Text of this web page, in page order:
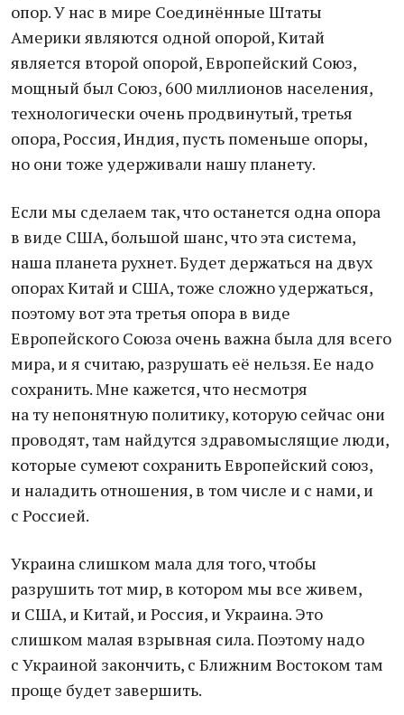
опор. У нас в мире Соединённые Штаты
Америки являются одной опорой, Китай
является второй опорой, Европейский Союз,
мощный был Союз, 600 миллионов населения,
технологически очень продвинутый, третья
опора, Россия, Индия, пусть поменьше опоры,
но они тоже удерживали нашу планету.
Если мы сделаем так, что останется одна опора
в виде США, большой шанс, что эта система,
наша планета рухнет. Будет держаться на двух
опорах Китай и США, тоже сложно удержаться,
поэтому вот эта третья опора в виде
Европейского Союза очень важна была для всего
мира, и я считаю, разрушать её нельзя. Ее надо
сохранить. Мне кажется, что несмотря
на ту непонятную политику, которую сейчас они
проводят, там найдутся здравомыслящие люди,
которые сумеют сохранить Европейский союз,
и наладить отношения, в том числе и с нами, и
с Россией.
Украина слишком мала для того, чтобы
разрушить тот мир, в котором мы все живем,
и США, и Китай, и Россия, и Украина. Это
слишком малая взрывная сила. Поэтому надо
с Украиной закончить, с Ближним Востоком там
проще будет завершить.